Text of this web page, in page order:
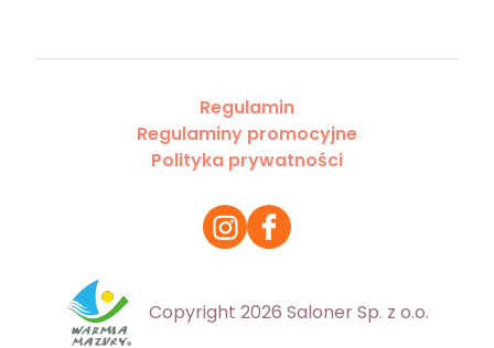
Regulamin
Regulaminy promocyjne
Polityka prywatności
Copyright 2026 Saloner Sp. z o.o.